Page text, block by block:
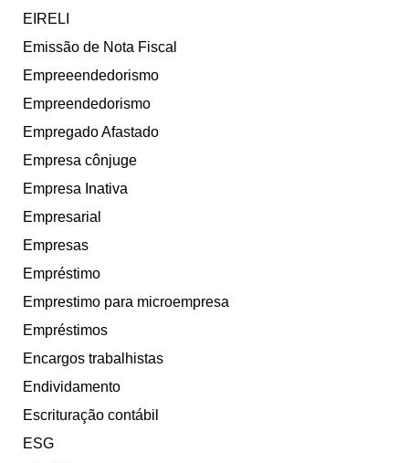
EIRELI
Emissão de Nota Fiscal
Empreeendedorismo
Empreendedorismo
Empregado Afastado
Empresa cônjuge
Empresa Inativa
Empresarial
Empresas
Empréstimo
Emprestimo para microempresa
Empréstimos
Encargos trabalhistas
Endividamento
Escrituração contábil
ESG